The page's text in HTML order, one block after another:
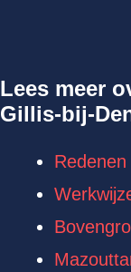
Lees meer
Gillis-bij-